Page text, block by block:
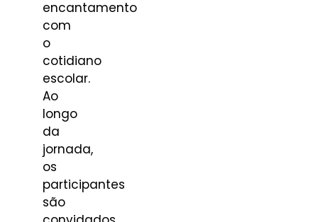
encantamento
com
o
cotidiano
escolar.
Ao
longo
da
jornada,
os
participantes
são